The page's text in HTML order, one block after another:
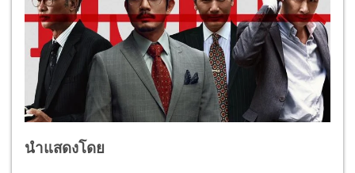
นำแสดงโดย